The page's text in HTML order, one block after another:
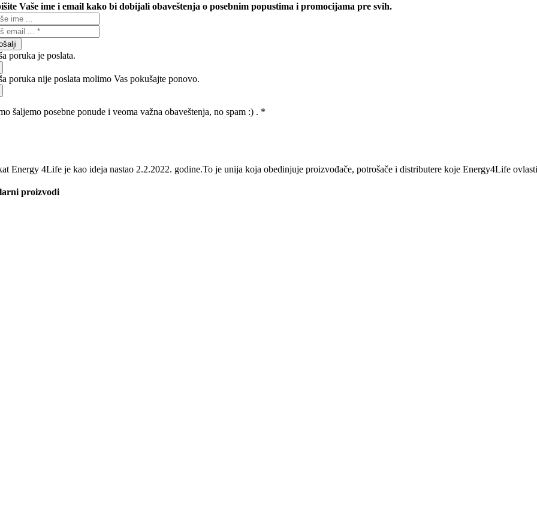
Vaše ime i email kako bi dobijali obaveštenja o posebnim popustima i promocijama pre svih.
poruka je poslata.
poruka nije poslata molimo Vas pokušajte ponovo.
šaljemo posebne ponude i veoma važna obaveštenja, no spam :) . *
Energy 4Life je kao ideja nastao 2.2.2022. godine.То je unija koja obedinjuje proizvođače, potrošače i distributere koje Energy4Life
proizvodi